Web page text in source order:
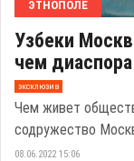
ЭТНОПОЛЕ
Узбеки
чем диаспора
эксклюзив
Чем живет
содружество
08.06.2022 15:06